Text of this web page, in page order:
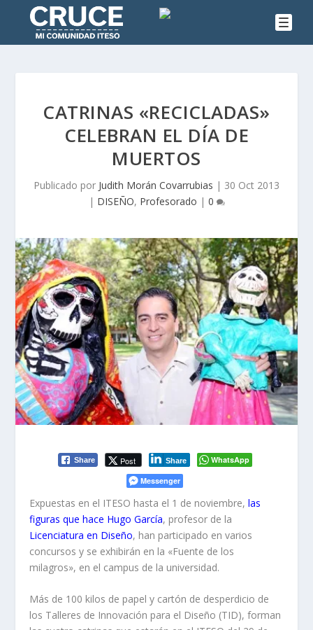
CATRINAS «RECICLADAS»
CELEBRAN EL DÍA DE
MUERTOS
Publicado por Judith Morán Covarrubias | 30 Oct 2013
| DISEÑO, Profesorado | 0
Share Post Share
WhatsApp
Messenger
Expuestas en el ITESO hasta el 1 de noviembre, las
figuras que hace Hugo García, profesor de la
Licenciatura en Diseño, han participado en varios
concursos y se exhibirán en la «Fuente de los
milagros», en el campus de la universidad.
Más de 100 kilos de papel y cartón de desperdicio de
los Talleres de Innovación para el Diseño (TID), forman